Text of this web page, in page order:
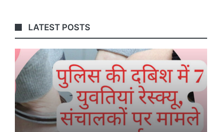
LATEST POSTS